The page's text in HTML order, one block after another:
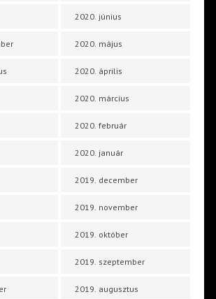
2020. június
2020. május
2020. április
2020. március
2020. február
2020. január
2019. december
2019. november
2019. október
2019. szeptember
2019. augusztus